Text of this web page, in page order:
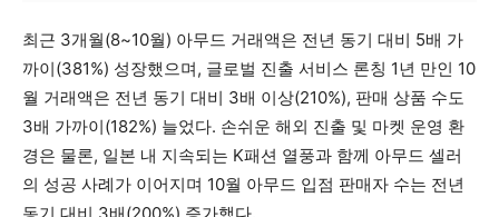
최근 3개월(8~10월) 아무드 거래액은 전년 동기 대비 5배 가
까이(381%) 성장했으며, 글로벌 진출 서비스 론칭 1년 만인 10
월 거래액은 전년 동기 대비 3배 이상(210%), 판매 상품 수도
3배 가까이(182%) 늘었다. 손쉬운 해외 진출 및 마켓 운영 환
경은 물론, 일본 내 지속되는 K패션 열풍과 함께 아무드 셀러
의 성공 사례가 이어지며 10월 아무드 입점 판매자 수는 전년